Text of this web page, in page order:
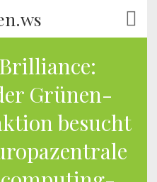
Grünen-
besucht